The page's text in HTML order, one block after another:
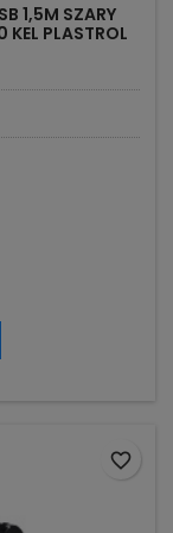
1,5M SZARY
PLASTROL
favorite_border